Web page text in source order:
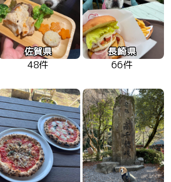
佐賀県
48件
長崎県
66件